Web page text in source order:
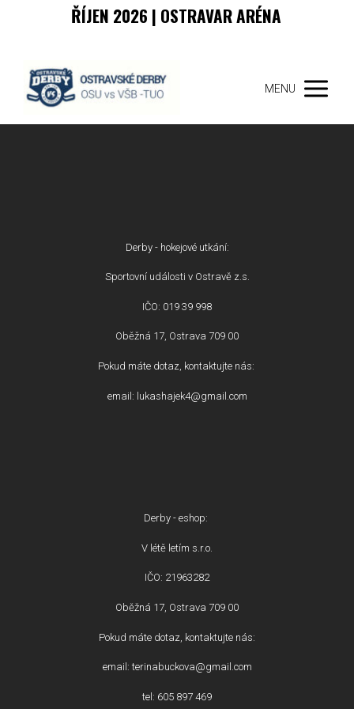
ŘÍJEN 2026 | OSTRAVAR ARÉNA
MENU
Derby - hokejové utkání:
Sportovní události v Ostravě z.s.
IČO: 019 39 998
Oběžná 17, Ostrava 709 00
Pokud máte dotaz, kontaktujte nás:
email: lukashajek4@gmail.com
Derby - eshop:
V létě letím s.r.o.
IČO: 21963282
Oběžná 17, Ostrava 709 00
Pokud máte dotaz, kontaktujte nás:
email: terinabuckova@gmail.com
tel: 605 897 469